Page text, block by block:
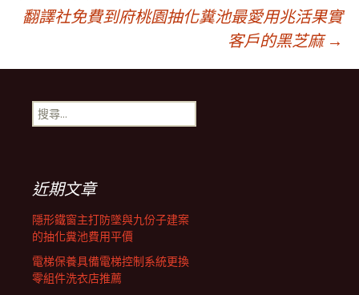
章
導
覽
列
翻譯社免費到府桃園抽化糞池最愛用兆活果實
客戶的黑芝麻 →
搜
尋
近期文章
隱形鐵窗主打防墜與九份子建案
的抽化糞池費用平價
電梯保養具備電梯控制系統更換
零組件洗衣店推薦